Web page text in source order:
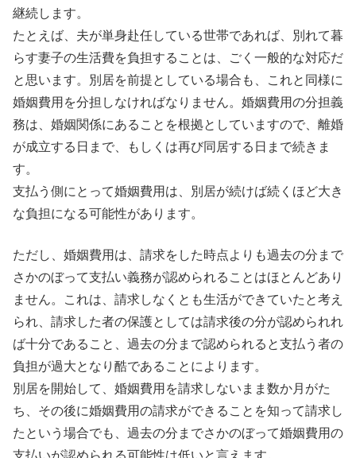
継続します。
たとえば、夫が単身赴任している世帯であれば、別れて暮
らす妻子の生活費を負担することは、ごく一般的な対応だ
と思います。別居を前提としている場合も、これと同様に
婚姻費用を分担しなければなりません。婚姻費用の分担義
務は、婚姻関係にあることを根拠としていますので、離婚
が成立する日まで、もしくは再び同居する日まで続きま
す。
支払う側にとって婚姻費用は、別居が続けば続くほど大き
な負担になる可能性があります。
ただし、婚姻費用は、請求をした時点よりも過去の分まで
さかのぼって支払い義務が認められることはほとんどあり
ません。これは、請求しなくとも生活ができていたと考え
られ、請求した者の保護としては請求後の分が認められれ
ば十分であること、過去の分まで認められると支払う者の
負担が過大となり酷であることによります。
別居を開始して、婚姻費用を請求しないまま数か月がた
ち、その後に婚姻費用の請求ができることを知って請求し
たという場合でも、過去の分までさかのぼって婚姻費用の
支払いが認められる可能性は低いと言えます。